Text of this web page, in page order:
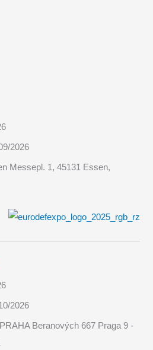
2026
Messepl. 1, 45131 Essen,
2026
Beranových 667 Praga 9 -